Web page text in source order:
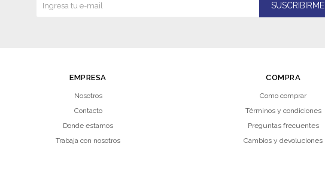
EMPRESA
Nosotros
Contacto
Donde estamos
Trabaja con nosotros
COMPRA
Como comprar
Términos y condiciones
Preguntas frecuentes
Cambios y devoluciones
SUSCRIBIRME